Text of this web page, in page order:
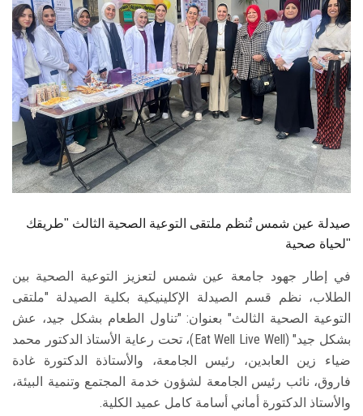
هيئة التدريس
الدراسات العليا
الخريجين
الموظفون
الزائـرون
صيدلة عين شمس تُنظم ملتقى التوعية الصحية الثالث "طريقك
لحياة صحية"
في إطار جهود جامعة عين شمس لتعزيز التوعية الصحية بين
الطلاب، نظم قسم الصيدلة الإكلينيكية بكلية الصيدلة "ملتقى
التوعية الصحية الثالث" بعنوان: "تناول الطعام بشكل جيد، عش
بشكل جيد" (Eat Well Live Well)، تحت رعاية الأستاذ الدكتور محمد
ضياء زين العابدين، رئيس الجامعة، والأستاذة الدكتورة غادة
فاروق، نائب رئيس الجامعة لشؤون خدمة المجتمع وتنمية البيئة،
والأستاذ الدكتورة أماني أسامة كامل عميد الكلية.